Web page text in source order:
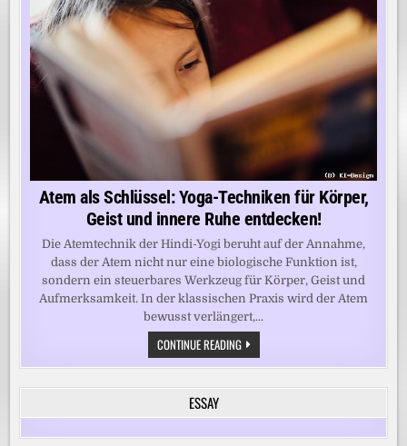
Atem als Schlüssel: Yoga-Techniken für Körper,
Geist und innere Ruhe entdecken!
Die Atemtechnik der Hindi-Yogi beruht auf der Annahme,
dass der Atem nicht nur eine biologische Funktion ist,
sondern ein steuerbares Werkzeug für Körper, Geist und
Aufmerksamkeit. In der klassischen Praxis wird der Atem
bewusst verlängert,...
CONTINUE READINGATEM
ALS
SCHLÜSSEL:
TECHNIKEN
KÖRPER,
UND
ESSAY